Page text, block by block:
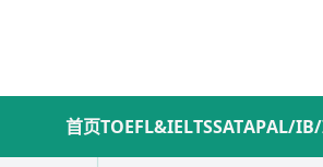
首页TOEFL&IELTSSATAPAL/